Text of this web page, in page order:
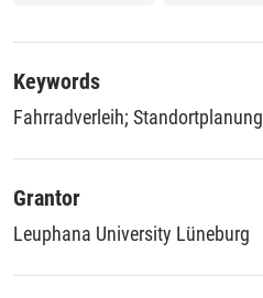
Keywords
Fahrradverleih; Standortplanung
Grantor
Leuphana University Lüneburg